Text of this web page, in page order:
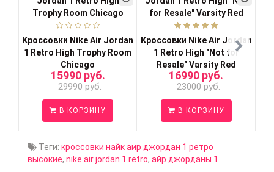
Кроссовки Nike Air Jordan
1 Retro High Trophy Room
Chicago
15990 руб.
29990 руб.
В КОРЗИНУ
Кроссовки Nike Air Jordan
1 Retro High "Not for
Resale" Varsity Red
16990 руб.
23000 руб.
В КОРЗИНУ
Теги: кроссовки найк аир джордан 1 ретро
высокие, nike air jordan 1 retro, айр джорданы 1